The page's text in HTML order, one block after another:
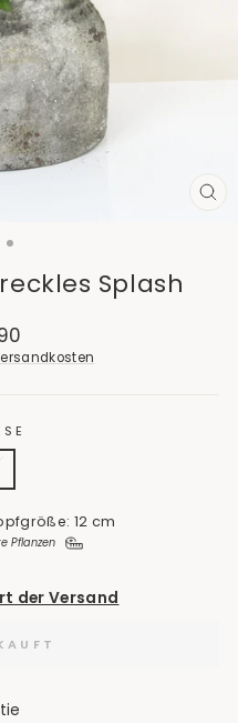
Splash
12 cm
Pflanzen
der Versand